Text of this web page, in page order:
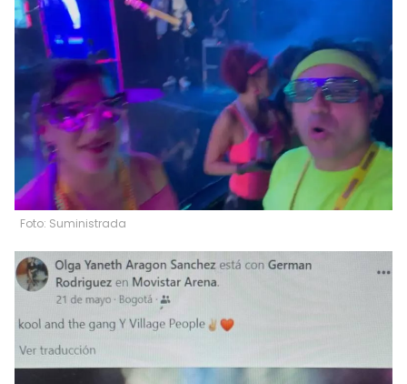
Foto: Suministrada